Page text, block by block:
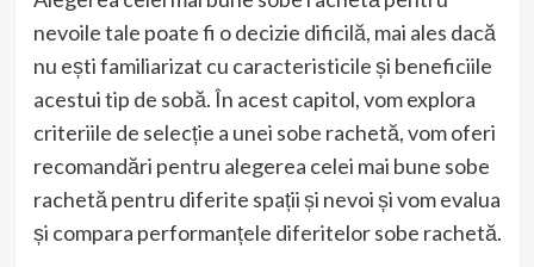
nevoile tale poate fi o decizie dificilă, mai ales dacă
nu ești familiarizat cu caracteristicile și beneficiile
acestui tip de sobă. În acest capitol, vom explora
criteriile de selecție a unei sobe rachetă, vom oferi
recomandări pentru alegerea celei mai bune sobe
rachetă pentru diferite spații și nevoi și vom evalua
și compara performanțele diferitelor sobe rachetă.